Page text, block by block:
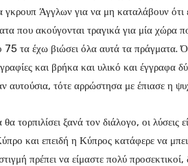
Άγγλων για να μη καταλάβουν ότι
που ακούγονται τραγικά για μία χώρα
75 τα έχω βιώσει όλα αυτά τα πράγματα.
και βρήκα και υλικό και έγγραφα
αυτούσια, τότε αρρώστησα με έπιασε η
τορπιλίσει ξανά τον διάλογο, οι λύσεις
και επειδή η Κύπρος κατάφερε να
πρέπει να είμαστε πολύ προσεκτικοί,